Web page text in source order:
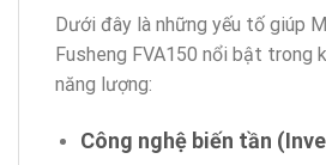
Dưới đây là những yếu tố giúp
Fusheng FVA150 nổi bật trong
năng lượng:
Công nghệ biến tần